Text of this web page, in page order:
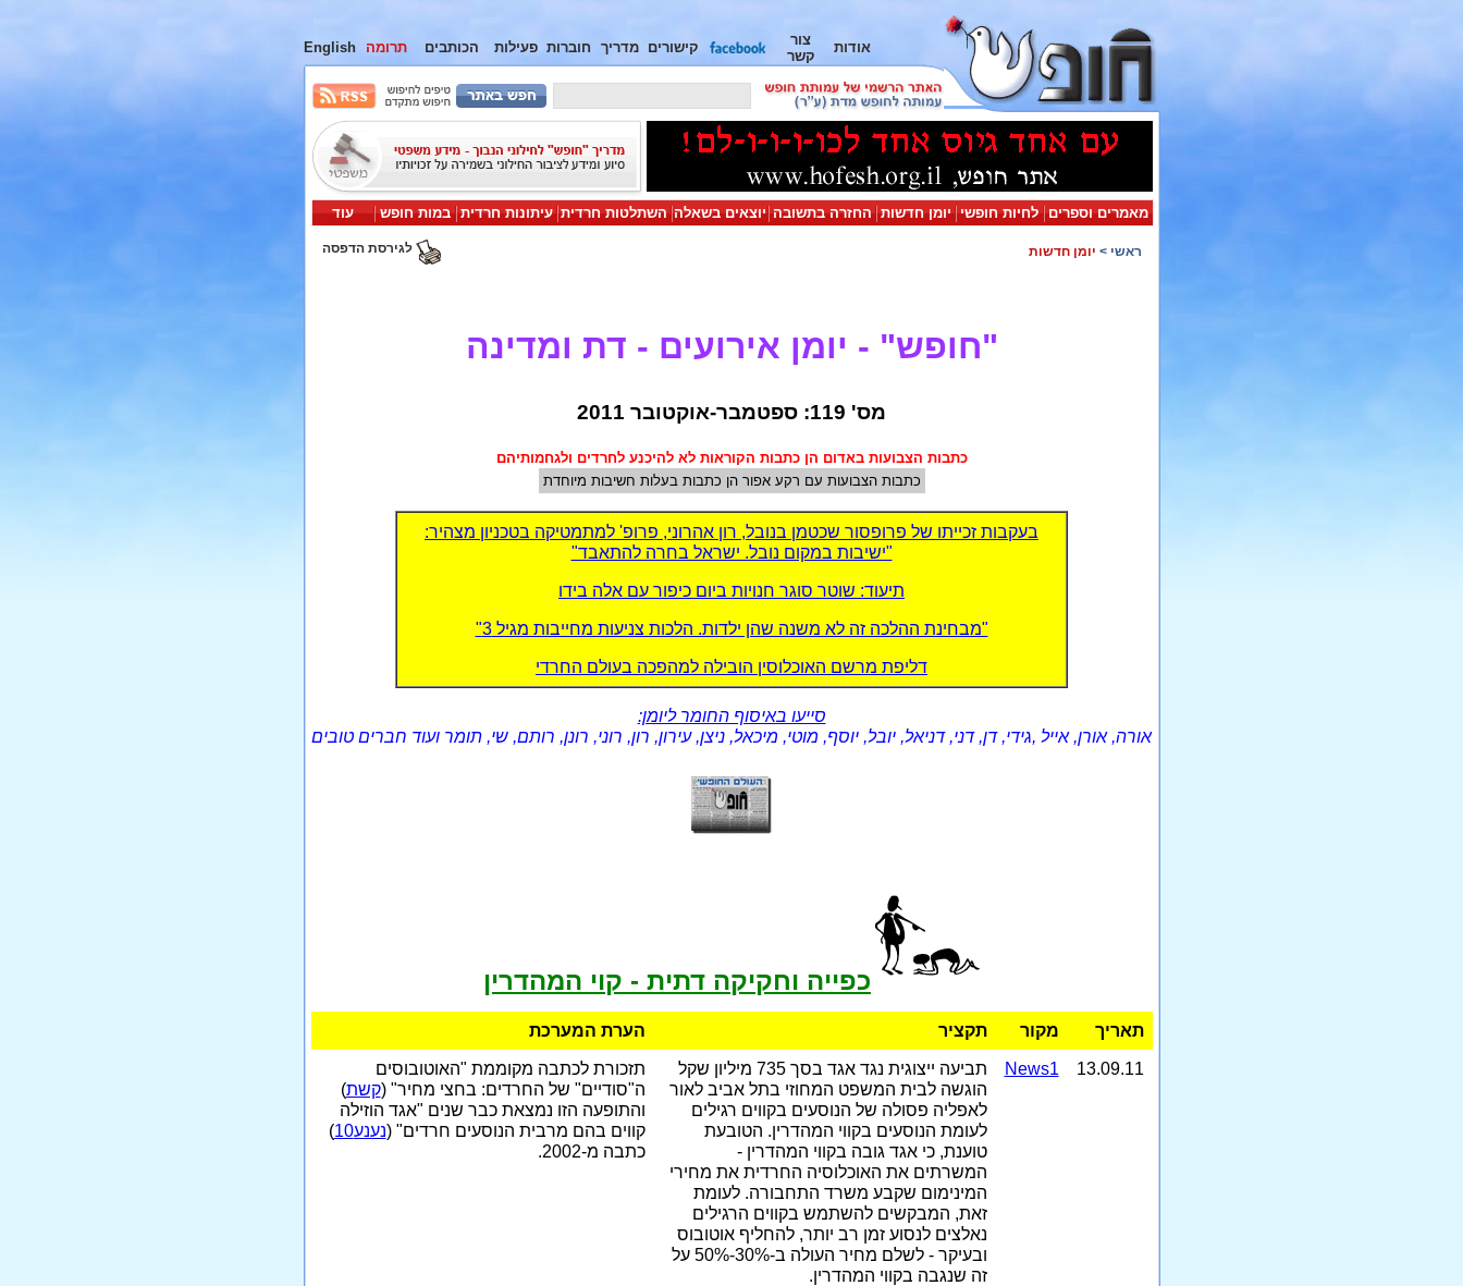
אודות
צור
קשר
קישורים מדריך חוברות פעילות הכותבים תרומה English
מאמרים וספרים לחיות חופשי יומן חדשות החזרה בתשובה יוצאים בשאלה השתלטות חרדית עיתונות חרדית במות חופש עוד
ראשי > יומן חדשות לגירסת הדפסה
"חופש" - יומן אירועים - דת ומדינה
מס' 119: ספטמבר-אוקטובר 2011
כתבות הצבועות באדום הן כתבות הקוראות לא להיכנע לחרדים ולגחמותיהם
כתבות הצבועות עם רקע אפור הן כתבות בעלות חשיבות מיוחדת
בעקבות זכייתו של פרופסור שכטמן בנובל, רון אהרוני, פרופ' למתמטיקה בטכניון מצהיר:
"ישיבות במקום נובל. ישראל בחרה להתאבד"
תיעוד: שוטר סוגר חנויות ביום כיפור עם אלה בידו
"מבחינת ההלכה זה לא משנה שהן ילדות. הלכות צניעות מחייבות מגיל 3"
דליפת מרשם האוכלוסין הובילה למהפכה בעולם החרדי
סייעו באיסוף החומר ליומן:
אורה, אורן, אייל ,גידי, דן, דני, דניאל, יובל, יוסף, מוטי, מיכאל, ניצן, עירון, רון, רוני, רונן, רותם, שי, תומר ועוד חברים טובים
כפייה וחקיקה דתית - קוי המהדרין
תאריך מקור תקציר הערת המערכת
13.09.11
News1
תביעה ייצוגית נגד אגד בסך 735 מיליון שקל
הוגשה לבית המשפט המחוזי בתל אביב לאור
לאפליה פסולה של הנוסעים בקווים רגילים
לעומת הנוסעים בקווי המהדרין. הטובעת
טוענת, כי אגד גובה בקווי המהדרין -
המשרתים את האוכלוסיה החרדית את מחירי
המינימום שקבע משרד התחבורה. לעומת
זאת, המבקשים להשתמש בקווים הרגילים
נאלצים לנסוע זמן רב יותר, להחליף אוטובוס
ובעיקר - לשלם מחיר העולה ב-30%-50% על
זה שנגבה בקווי המהדרין.
תזכורת לכתבה מקוממת "האוטובוסים
ה"סודיים" של החרדים: בחצי מחיר" (קשת)
והתופעה הזו נמצאת כבר שנים "אגד הוזילה
קווים בהם מרבית הנוסעים חרדים" (נענע10
)
כתבה מ-2002.